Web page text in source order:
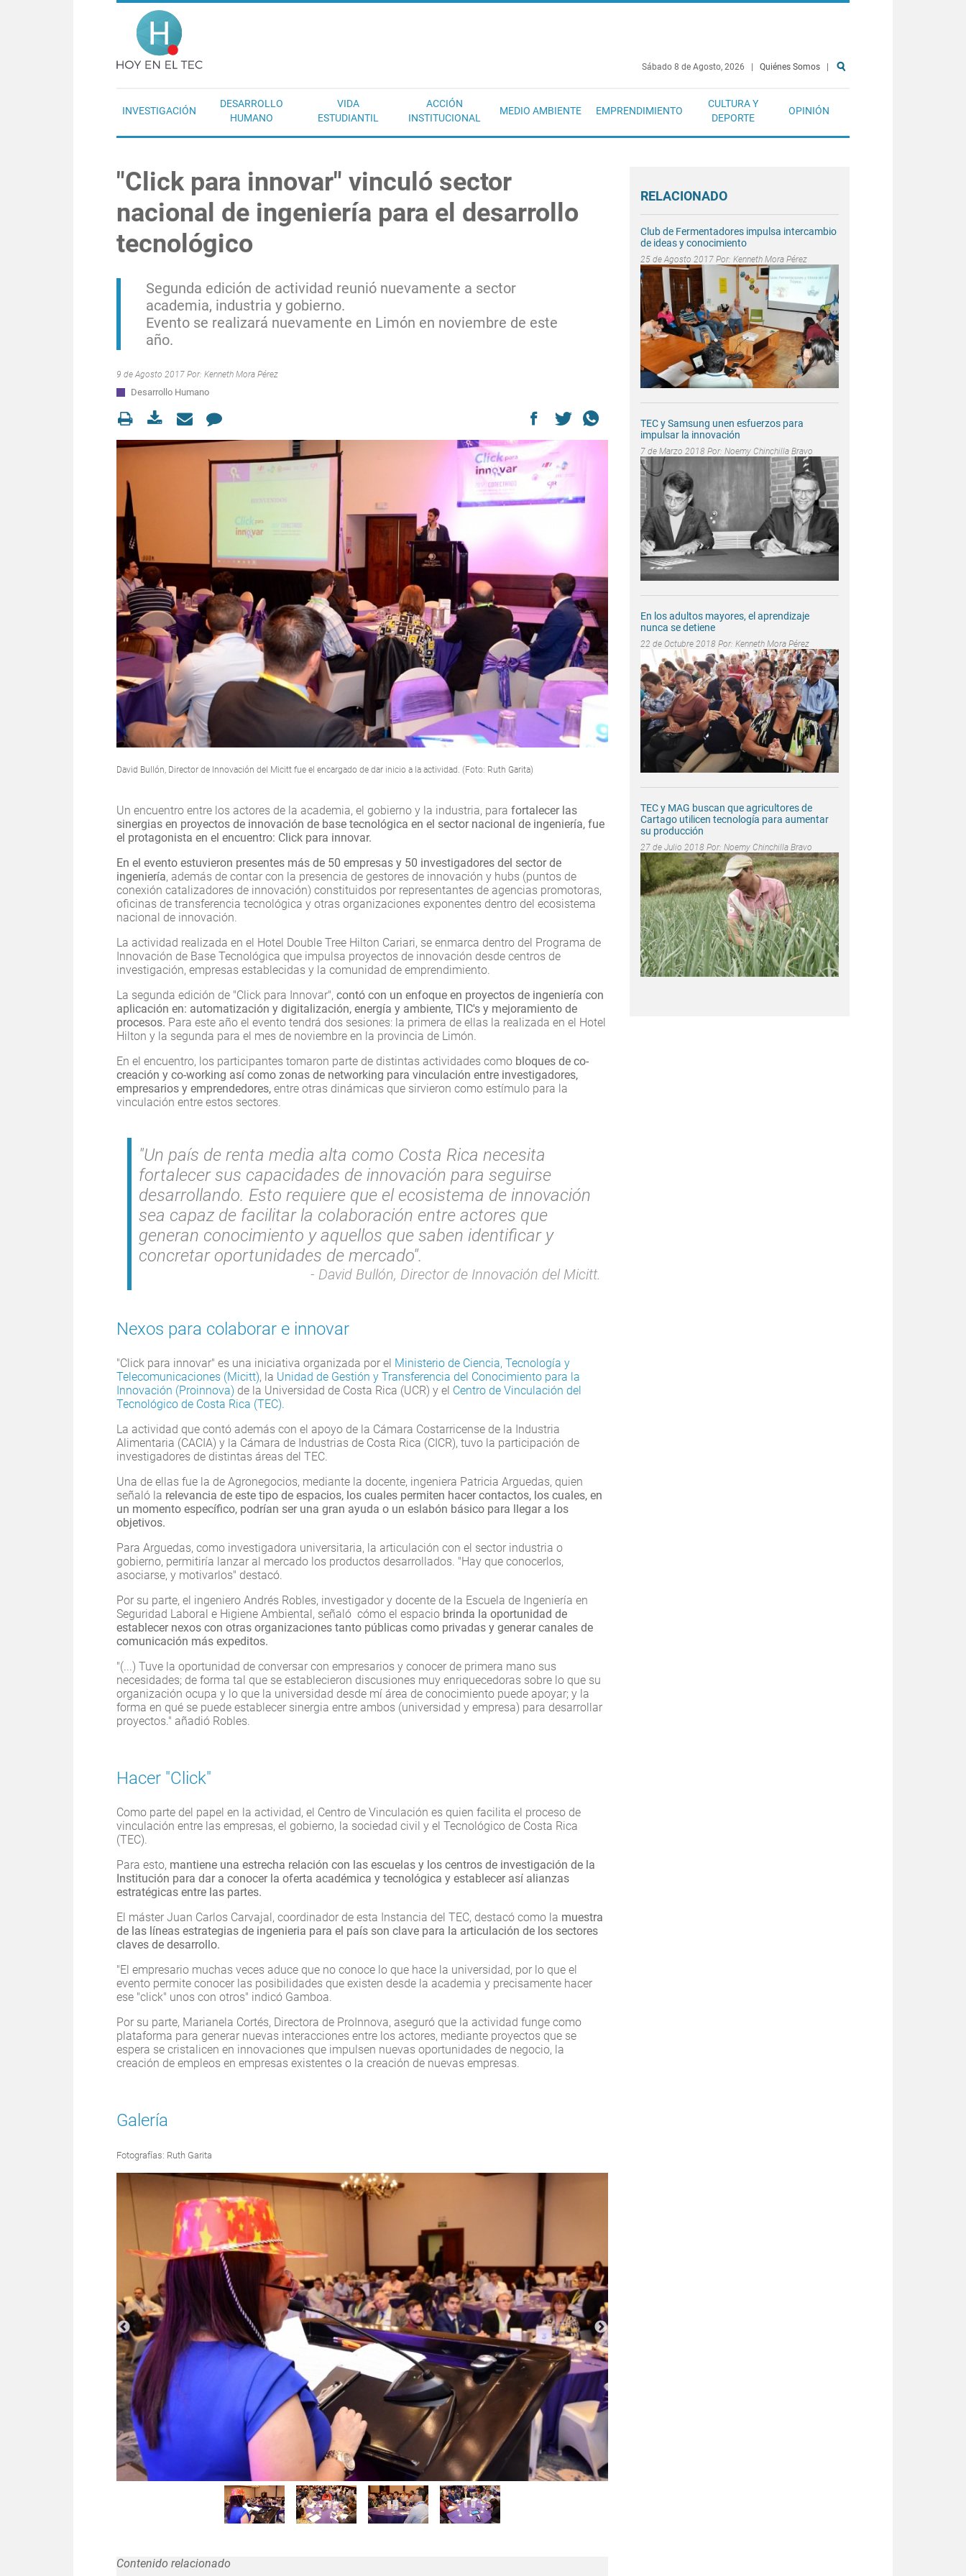
Pasar al contenido principal
Sábado 8 de Agosto, 2026 Quiénes Somos
INVESTIGACIÓN
DESARROLLO
HUMANO
VIDA
ESTUDIANTIL
ACCIÓN
INSTITUCIONAL
MEDIO AMBIENTE EMPRENDIMIENTO
CULTURA Y
DEPORTE
OPINIÓN
"Click para innovar" vinculó sector
nacional de ingeniería para el desarrollo
tecnológico
Segunda edición de actividad reunió nuevamente a sector
academia, industria y gobierno.
Evento se realizará nuevamente en Limón en noviembre de este
año.
9 de Agosto 2017 Por: Kenneth Mora Pérez
Desarrollo Humano
David Bullón, Director de Innovación del Micitt fue el encargado de dar inicio a la actividad. (Foto: Ruth Garita)
Un encuentro entre los actores de la academia, el gobierno y la industria, para fortalecer las
sinergias en proyectos de innovación de base tecnológica en el sector nacional de ingeniería, fue
el protagonista en el encuentro: Click para innovar.
En el evento estuvieron presentes más de 50 empresas y 50 investigadores del sector de
ingeniería, además de contar con la presencia de gestores de innovación y hubs (puntos de
conexión catalizadores de innovación) constituidos por representantes de agencias promotoras,
oficinas de transferencia tecnológica y otras organizaciones exponentes dentro del ecosistema
nacional de innovación.
La actividad realizada en el Hotel Double Tree Hilton Cariari, se enmarca dentro del Programa de
Innovación de Base Tecnológica que impulsa proyectos de innovación desde centros de
investigación, empresas establecidas y la comunidad de emprendimiento.
La segunda edición de "Click para Innovar″, contó con un enfoque en proyectos de ingeniería con
aplicación en: automatización y digitalización, energía y ambiente, TIC's y mejoramiento de
procesos. Para este año el evento tendrá dos sesiones: la primera de ellas la realizada en el Hotel
Hilton y la segunda para el mes de noviembre en la provincia de Limón.
En el encuentro, los participantes tomaron parte de distintas actividades como bloques de co-
creación y co-working así como zonas de networking para vinculación entre investigadores,
empresarios y emprendedores, entre otras dinámicas que sirvieron como estímulo para la
vinculación entre estos sectores.
″Un país de renta media alta como Costa Rica necesita
fortalecer sus capacidades de innovación para seguirse
desarrollando. Esto requiere que el ecosistema de innovación
sea capaz de facilitar la colaboración entre actores que
generan conocimiento y aquellos que saben identificar y
concretar oportunidades de mercado".
David Bullón, Director de Innovación del Micitt.
Nexos para colaborar e innovar
"Click para innovar" es una iniciativa organizada por el Ministerio de Ciencia, Tecnología y
Telecomunicaciones (Micitt), la Unidad de Gestión y Transferencia del Conocimiento para la
Innovación (Proinnova) de la Universidad de Costa Rica (UCR) y el Centro de Vinculación del
Tecnológico de Costa Rica (TEC).
La actividad que contó además con el apoyo de la Cámara Costarricense de la Industria
Alimentaria (CACIA) y la Cámara de Industrias de Costa Rica (CICR), tuvo la participación de
investigadores de distintas áreas del TEC.
Una de ellas fue la de Agronegocios, mediante la docente, ingeniera Patricia Arguedas, quien
señaló la relevancia de este tipo de espacios, los cuales permiten hacer contactos, los cuales, en
un momento específico, podrían ser una gran ayuda o un eslabón básico para llegar a los
objetivos.
Para Arguedas, como investigadora universitaria, la articulación con el sector industria o
gobierno, permitiría lanzar al mercado los productos desarrollados. "Hay que conocerlos,
asociarse, y motivarlos" destacó.
Por su parte, el ingeniero Andrés Robles, investigador y docente de la Escuela de Ingeniería en
Seguridad Laboral e Higiene Ambiental, señaló cómo el espacio brinda la oportunidad de
establecer nexos con otras organizaciones tanto públicas como privadas y generar canales de
comunicación más expeditos.
"(...) Tuve la oportunidad de conversar con empresarios y conocer de primera mano sus
necesidades; de forma tal que se establecieron discusiones muy enriquecedoras sobre lo que su
organización ocupa y lo que la universidad desde mí área de conocimiento puede apoyar; y la
forma en qué se puede establecer sinergia entre ambos (universidad y empresa) para desarrollar
proyectos." añadió Robles.
Hacer "Click"
Como parte del papel en la actividad, el Centro de Vinculación es quien facilita el proceso de
vinculación entre las empresas, el gobierno, la sociedad civil y el Tecnológico de Costa Rica
(TEC).
Para esto, mantiene una estrecha relación con las escuelas y los centros de investigación de la
Institución para dar a conocer la oferta académica y tecnológica y establecer así alianzas
estratégicas entre las partes.
El máster Juan Carlos Carvajal, coordinador de esta Instancia del TEC, destacó como la muestra
de las líneas estrategias de ingenieria para el país son clave para la articulación de los sectores
claves de desarrollo.
"El empresario muchas veces aduce que no conoce lo que hace la universidad, por lo que el
evento permite conocer las posibilidades que existen desde la academia y precisamente hacer
ese "click" unos con otros" indicó Gamboa.
Por su parte, Marianela Cortés, Directora de ProInnova, aseguró que la actividad funge como
plataforma para generar nuevas interacciones entre los actores, mediante proyectos que se
espera se cristalicen en innovaciones que impulsen nuevas oportunidades de negocio, la
creación de empleos en empresas existentes o la creación de nuevas empresas.
Galería
Fotografías: Ruth Garita
Contenido relacionado
RELACIONADO
Club de Fermentadores impulsa intercambio
de ideas y conocimiento
25 de Agosto 2017 Por: Kenneth Mora Pérez
TEC y Samsung unen esfuerzos para
impulsar la innovación
7 de Marzo 2018 Por: Noemy Chinchilla Bravo
En los adultos mayores, el aprendizaje
nunca se detiene
22 de Octubre 2018 Por: Kenneth Mora Pérez
TEC y MAG buscan que agricultores de
Cartago utilicen tecnología para aumentar
su producción
27 de Julio 2018 Por: Noemy Chinchilla Bravo